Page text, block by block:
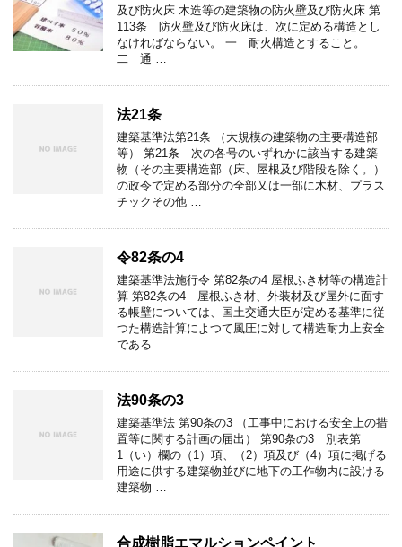
及び防火床 木造等の建築物の防火壁及び防火床 第
113条 防火壁及び防火床は、次に定める構造とし
なければならない。 一 耐火構造とすること。
二 通 …
法21条
建築基準法第21条 （大規模の建築物の主要構造部
等） 第21条 次の各号のいずれかに該当する建築
物（その主要構造部（床、屋根及び階段を除く。）
の政令で定める部分の全部又は一部に木材、プラス
チックその他 …
令82条の4
建築基準法施行令 第82条の4 屋根ふき材等の構造計
算 第82条の4 屋根ふき材、外装材及び屋外に面す
る帳壁については、国土交通大臣が定める基準に従
つた構造計算によつて風圧に対して構造耐力上安全
である …
法90条の3
建築基準法 第90条の3 （工事中における安全上の措
置等に関する計画の届出） 第90条の3 別表第
1（い）欄の（1）項、（2）項及び（4）項に掲げる
用途に供する建築物並びに地下の工作物内に設ける
建築物 …
合成樹脂エマルションペイント